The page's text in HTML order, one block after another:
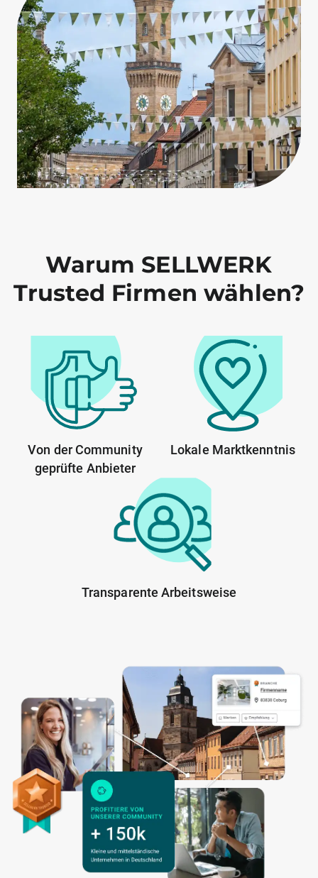
Warum SELLWERK
Trusted Firmen wählen?
Von der Community
geprüfte Anbieter
Lokale Marktkenntnis
Transparente Arbeitsweise